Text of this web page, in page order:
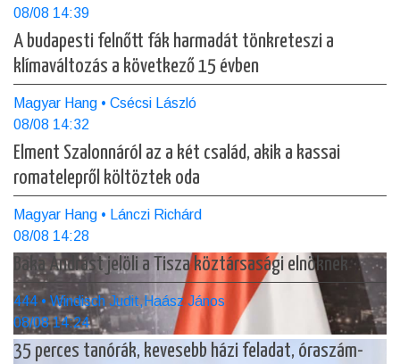
08/08 14:39
A budapesti felnőtt fák harmadát tönkreteszi a
klímaváltozás a következő 15 évben
Magyar Hang • Csécsi László
08/08 14:32
Elment Szalonnáról az a két család, akik a kassai
romatelepről költöztek oda
Magyar Hang • Lánczi Richárd
08/08 14:28
Baka Andrást jelöli a Tisza köztársasági elnöknek
444 • Windisch Judit,Haász János
08/08 14:24
35 perces tanórák, kevesebb házi feladat, óraszám-